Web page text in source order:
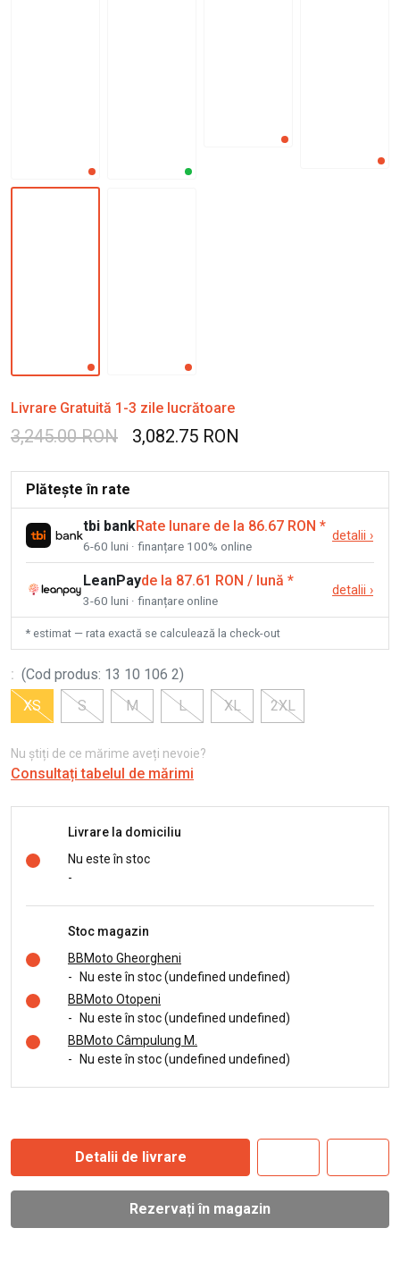
Livrare Gratuită 1-3 zile lucrătoare
3,245.00 RON 3,082.75 RON
Plătește în rate
tbi bankRate lunare de la 86.67 RON *
6-60 luni · finanțare 100% online
detalii ›
LeanPayde la 87.61 RON / lună *
3-60 luni · finanțare online
detalii ›
* estimat — rata exactă se calculează la check-out
: (Cod produs: 13 10 106 2)
XS
S M L XL 2XL
Nu știți de ce mărime aveți nevoie?
Consultați tabelul de mărimi
Livrare la domiciliu
Nu este în stoc
-
Stoc magazin
BBMoto Gheorgheni
-
Nu este în stoc (undefined undefined)
BBMoto Otopeni
-
Nu este în stoc (undefined undefined)
BBMoto Câmpulung M.
-
Nu este în stoc (undefined undefined)
Detalii de livrare
Rezervați în magazin